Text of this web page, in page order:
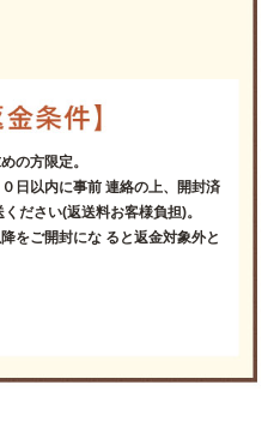
の方限定。
日以内に事前 連絡の上、開封済
ださい(返送料お客様負担)。
をご開封にな ると返金対象外と